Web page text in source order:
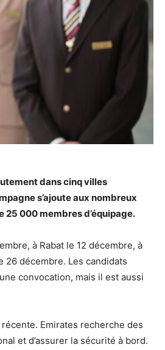
dans cinq villes
s’ajoute aux nombreux
25 000 membres d’équipage.
à Rabat le 12 décembre, à
26 décembre. Les candidats
convocation, mais il est aussi
Emirates recherche des
et d’assurer la sécurité à bord.